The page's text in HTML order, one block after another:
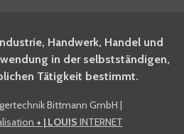
Fachwissen
anmelden.
mich für den
Newsletter
Handwerk, Handel und
in der selbstständigen,
Tätigkeit bestimmt.
Bittmann GmbH |
+ | LOUIS INTERNET